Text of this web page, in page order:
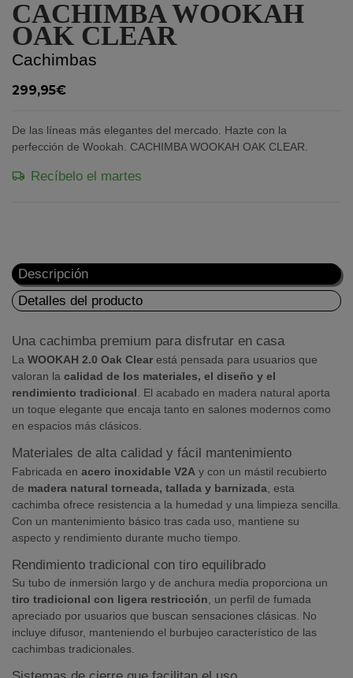
CACHIMBA WOOKAH
OAK CLEAR
Cachimbas
299,95€
De las líneas más elegantes del mercado. Hazte con la
perfección de Wookah. CACHIMBA WOOKAH OAK CLEAR.
Recíbelo el martes
Descripción
Detalles del producto
Una cachimba premium para disfrutar en casa
La WOOKAH 2.0 Oak Clear está pensada para usuarios que
valoran la calidad de los materiales, el diseño y el
rendimiento tradicional . El acabado en madera natural aporta
un toque elegante que encaja tanto en salones modernos como
en espacios más clásicos.
Materiales de alta calidad y fácil mantenimiento
Fabricada en acero inoxidable V2A y con un mástil recubierto
de madera natural torneada, tallada y barnizada , esta
cachimba ofrece resistencia a la humedad y una limpieza sencilla.
Con un mantenimiento básico tras cada uso, mantiene su
aspecto y rendimiento durante mucho tiempo.
Rendimiento tradicional con tiro equilibrado
Su tubo de inmersión largo y de anchura media proporciona un
tiro tradicional con ligera restricción, un perfil de fumada
apreciado por usuarios que buscan sensaciones clásicas. No
incluye difusor, manteniendo el burbujeo característico de las
cachimbas tradicionales.